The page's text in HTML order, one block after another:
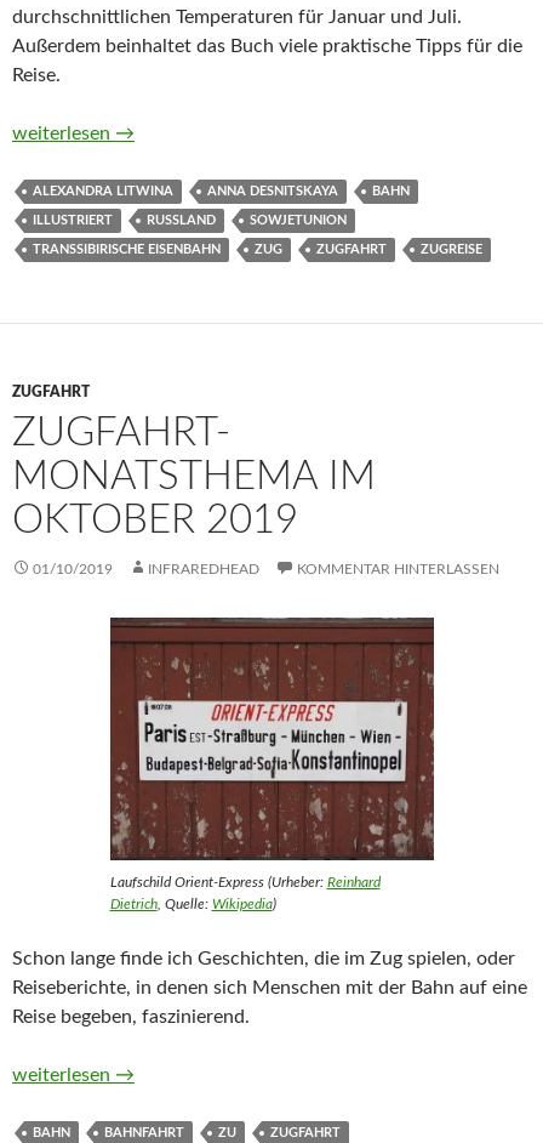
durchschnittlichen Temperaturen für Januar und Juli.
Außerdem beinhaltet das Buch viele praktische Tipps für die
Reise.
Von Moskau nach Wladiwostok. Eine Reise mit der
weiterlesen →
ALEXANDRA LITWINA ANNA DESNITSKAYA BAHN
ILLUSTRIERT RUSSLAND SOWJETUNION
TRANSSIBIRISCHE EISENBAHN ZUG ZUGFAHRT ZUGREISE
ZUGFAHRT
ZUGFAHRT-
MONATSTHEMA IM
OKTOBER 2019
01/10/2019 INFRAREDHEAD KOMMENTAR HINTERLASSEN
Laufschild Orient-Express (Urheber: Reinhard
Dietrich, Quelle: Wikipedia)
Schon lange finde ich Geschichten, die im Zug spielen, oder
Reiseberichte, in denen sich Menschen mit der Bahn auf eine
Reise begeben, faszinierend.
Zugfahrt-Monatsthema im Oktober 2019
weiterlesen →
BAHN BAHNFAHRT ZU ZUGFAHRT